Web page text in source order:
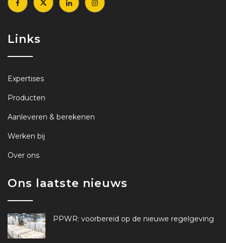
Links
Expertises
Producten
Aanleveren & berekenen
Werken bij
Over ons
Ons laatste nieuws
PPWR: voorbereid op de nieuwe regelgeving